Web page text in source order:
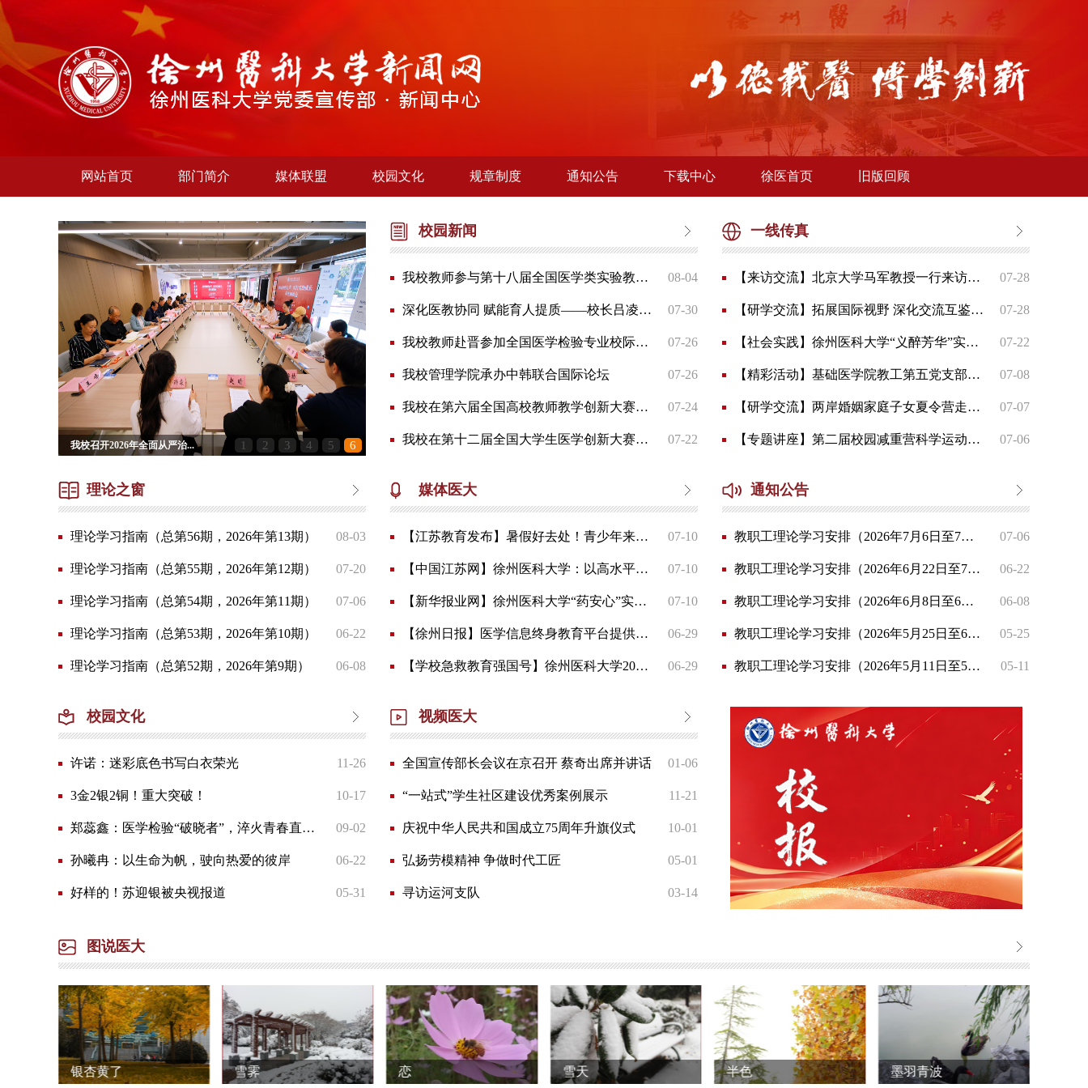
网站首页 部门简介 媒体联盟 校园文化 规章制度 通知公告 下载中心 徐医首页 旧版回顾
1 2 3 4 5 6
我校召开2026年全面从严治...
校园新闻
我校教师参与第十八届全国医学类实验教学研讨会并获佳绩 08-04
深化医教协同 赋能育人提质——校长吕凌带队赴宿迁两所合作医院调研座谈 07-30
我校教师赴晋参加全国医学检验专业校际教学研讨会 07-26
我校管理学院承办中韩联合国际论坛 07-26
我校在第六届全国高校教师教学创新大赛中斩获佳绩 07-24
我校在第十二届全国大学生医学创新大赛暨“一带一路”国际竞赛复赛中再获佳绩 07-22
一线传真
【来访交流】北京大学马军教授一行来访并举办定稿会议 07-28
【研学交流】拓展国际视野 深化交流互鉴 ——第二期“徐医—延世管理菁英研学营”圆满举行 07-28
【社会实践】徐州医科大学“义醉芳华”实践团赴邳州开展义诊科普实践活动 07-22
【精彩活动】基础医学院教工第五党支部赴沛县五段镇开展主题党日活动 07-08
【研学交流】两岸婚姻家庭子女夏令营走进我校开展研学交流 07-07
【专题讲座】第二届校园减重营科学运动专题讲座顺利举行 07-06
理论之窗
​理论学习指南（总第56期，2026年第13期） 08-03
​理论学习指南（总第55期，2026年第12期） 07-20
​理论学习指南（总第54期，2026年第11期） 07-06
​理论学习指南（总第53期，2026年第10期） 06-22
​理论学习指南（总第52期，2026年第9期） 06-08
媒体医大
【江苏教育发布】暑假好去处！青少年来江苏科创研学，让成长与众不同③ 07-10
【中国江苏网】徐州医科大学：以高水平精神文明建设赋能医学教育高质量发展 07-10
【新华报业网】徐州医科大学“药安心”实践团进社区筑牢基层安全用药防线 07-10
【徐州日报】医学信息终身教育平台提供一站式学习服务—— 智慧私教让学习更轻松 06-29
【学校急救教育强国号】徐州医科大学2026年急救知识技能大赛顺利举办并圆满落幕 06-29
通知公告
教职工理论学习安排（2026年7月6日至7月10日） 07-06
教职工理论学习安排（2026年6月22日至7月3日） 06-22
教职工理论学习安排（2026年6月8日至6月19日） 06-08
教职工理论学习安排（2026年5月25日至6月6日） 05-25
教职工理论学习安排（2026年5月11日至5月22日） 05-11
校园文化
许诺：迷彩底色书写白衣荣光 11-26
3金2银2铜！重大突破！ 10-17
郑蕊鑫：医学检验“破晓者”，淬火青春直博上交！ 09-02
孙曦冉：以生命为帆，驶向热爱的彼岸 06-22
好样的！苏迎银被央视报道 05-31
视频医大
全国宣传部长会议在京召开 蔡奇出席并讲话 01-06
“一站式”学生社区建设优秀案例展示 11-21
庆祝中华人民共和国成立75周年升旗仪式 10-01
弘扬劳模精神 争做时代工匠 05-01
寻访运河支队 03-14
图说医大
雪霁 恋 雪天 半色 墨羽青波 夜